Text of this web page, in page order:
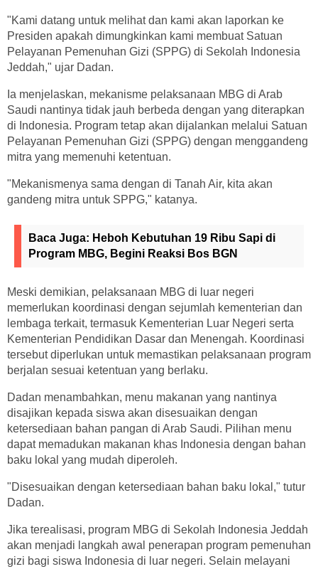
"Kami datang untuk melihat dan kami akan laporkan ke
Presiden apakah dimungkinkan kami membuat Satuan
Pelayanan Pemenuhan Gizi (SPPG) di Sekolah Indonesia
Jeddah," ujar Dadan.
Ia menjelaskan, mekanisme pelaksanaan MBG di Arab
Saudi nantinya tidak jauh berbeda dengan yang diterapkan
di Indonesia. Program tetap akan dijalankan melalui Satuan
Pelayanan Pemenuhan Gizi (SPPG) dengan menggandeng
mitra yang memenuhi ketentuan.
"Mekanismenya sama dengan di Tanah Air, kita akan
gandeng mitra untuk SPPG," katanya.
Baca Juga: Heboh Kebutuhan 19 Ribu Sapi di
Program MBG, Begini Reaksi Bos BGN
Meski demikian, pelaksanaan MBG di luar negeri
memerlukan koordinasi dengan sejumlah kementerian dan
lembaga terkait, termasuk Kementerian Luar Negeri serta
Kementerian Pendidikan Dasar dan Menengah. Koordinasi
tersebut diperlukan untuk memastikan pelaksanaan program
berjalan sesuai ketentuan yang berlaku.
Dadan menambahkan, menu makanan yang nantinya
disajikan kepada siswa akan disesuaikan dengan
ketersediaan bahan pangan di Arab Saudi. Pilihan menu
dapat memadukan makanan khas Indonesia dengan bahan
baku lokal yang mudah diperoleh.
"Disesuaikan dengan ketersediaan bahan baku lokal," tutur
Dadan.
Jika terealisasi, program MBG di Sekolah Indonesia Jeddah
akan menjadi langkah awal penerapan program pemenuhan
gizi bagi siswa Indonesia di luar negeri. Selain melayani